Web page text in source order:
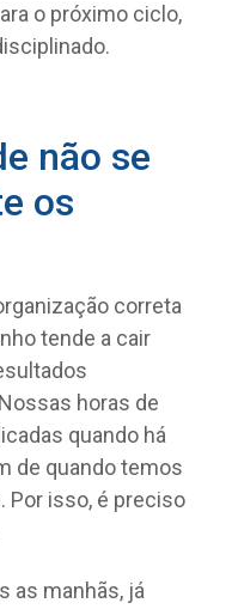
o próximo ciclo,
não se
os
correta
tende a cair
horas de
quando há
de quando temos
Por isso, é preciso
as manhãs, já